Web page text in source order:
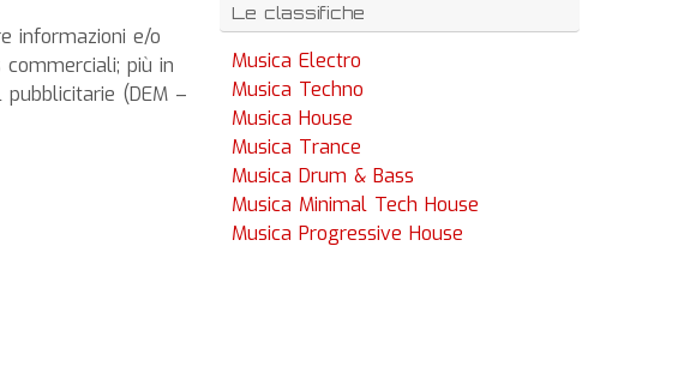
informazioni e/o
più in
(DEM –
Le classifiche
Musica Electro
Musica Techno
Musica House
Musica Trance
Musica Drum & Bass
Musica Minimal Tech House
Musica Progressive House